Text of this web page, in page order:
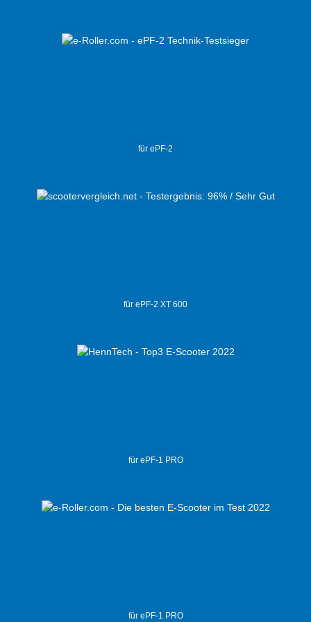
für ePF-2
für ePF-2 XT 600
für ePF-1 PRO
für ePF-1 PRO